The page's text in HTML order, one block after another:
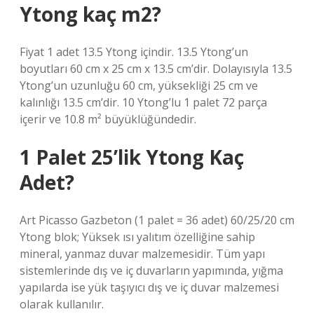
Ytong kaç m2?
Fiyat 1 adet 13.5 Ytong içindir. 13.5 Ytong’un
boyutları 60 cm x 25 cm x 13.5 cm’dir. Dolayısıyla 13.5
Ytong’un uzunluğu 60 cm, yüksekliği 25 cm ve
kalınlığı 13.5 cm’dir. 10 Ytong’lu 1 palet 72 parça
içerir ve 10.8 m² büyüklüğündedir.
1 Palet 25’lik Ytong Kaç
Adet?
Art Picasso Gazbeton (1 palet = 36 adet) 60/25/20 cm
Ytong blok; Yüksek ısı yalıtım özelliğine sahip
mineral, yanmaz duvar malzemesidir. Tüm yapı
sistemlerinde dış ve iç duvarların yapımında, yığma
yapılarda ise yük taşıyıcı dış ve iç duvar malzemesi
olarak kullanılır.